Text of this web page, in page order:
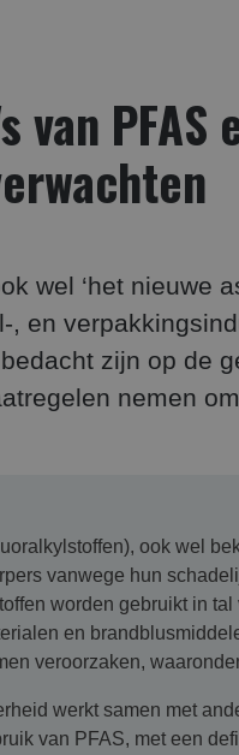
van
wel ‘het nieuwe
, en
zijn op de
nemen
ook wel
vanwege hun
worden gebruikt in
en
veroorzaken,
werkt samen met
van PFAS, met een